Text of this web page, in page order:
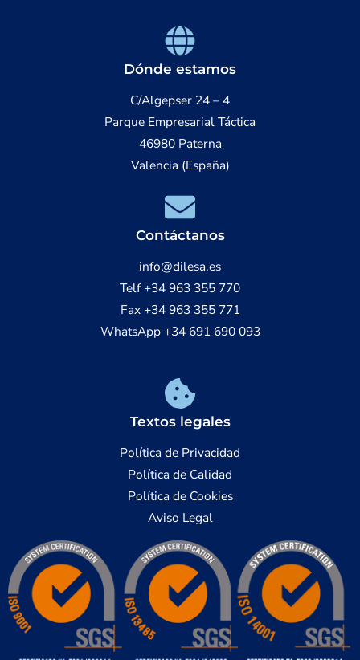
Dónde estamos
C/Algepser 24 – 4
Parque Empresarial Táctica
46980 Paterna
Valencia (España)
Contáctanos
info@dilesa.es
Telf +34 963 355 770
Fax +34 963 355 771
WhatsApp +34 691 690 093
Textos legales
Política de Privacidad
Política de Calidad
Política de Cookies
Aviso Legal